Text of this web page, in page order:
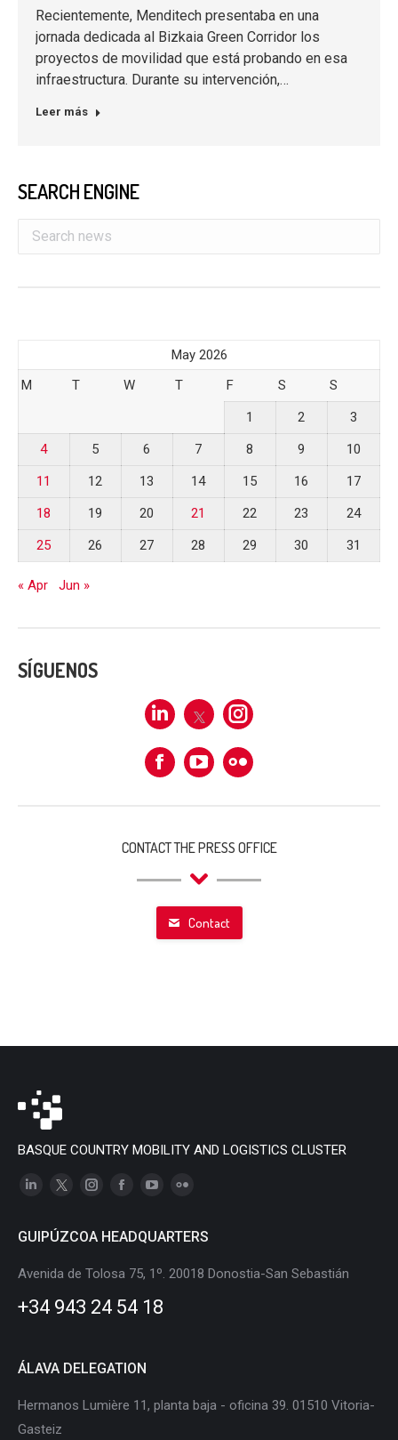
Recientemente, Menditech presentaba en una
jornada dedicada al Bizkaia Green Corridor los
proyectos de movilidad que está probando en esa
infraestructura. Durante su intervención,…
Leer más
SEARCH ENGINE
May 2026
M
T W T F S
S
1
2
3
4
5 6 7 8 9
10
11
12 13 14 15 16
17
18
19 20 21 22 23
24
25
26 27 28 29 30 31
« Apr Jun »
SÍGUENOS
Linkedin
X Instagram
FacebookFlickr
CONTACT THE PRESS OFFICE
Contact
BASQUE COUNTRY MOBILITY AND LOGISTICS CLUSTER
Linkedin
opens
window
X
opens
window
Instagram
opens
in
window
opens
in
window
opens
in
window
opens
in
GUIPÚZCOA HEADQUARTERS
Avenida de Tolosa 75, 1º. 20018 Donostia-San Sebastián
+34 943 24 54 18
ÁLAVA DELEGATION
Hermanos Lumière 11, planta baja - oficina 39. 01510 Vitoria-
Gasteiz